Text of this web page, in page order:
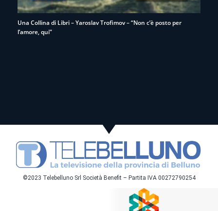
Una Collina di Libri – Yaroslav Trofimov – “Non c’è posto per
l’amore, qui”
©2023 Telebelluno Srl Società Benefit – Partita IVA 00272790254